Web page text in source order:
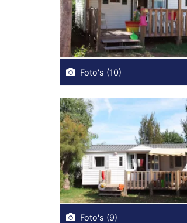
Foto's (10)
Foto's (9)